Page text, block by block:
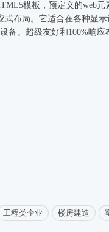
模板 ，预定义的web
式布局。它适合在各种显示
备。超级友好和100%响应
工程类企业 楼房建造